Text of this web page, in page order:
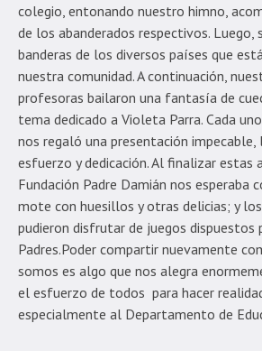
colegio, entonando nuestro himno,
de los abanderados respectivos. Luego,
banderas de los diversos países que
nuestra comunidad. A continuación,
profesoras bailaron una fantasía de
tema dedicado a Violeta Parra. Cada
nos regaló una presentación impecable,
esfuerzo y dedicación. Al finalizar estas
Fundación Padre Damián nos esperaba
mote con huesillos y otras delicias; y
pudieron disfrutar de juegos dispuestos
Padres.Poder compartir nuevamente
somos es algo que nos alegra
el esfuerzo de todos para hacer
especialmente al Departamento de